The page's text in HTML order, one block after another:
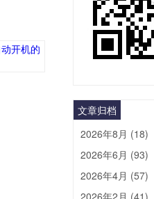
文章归档
2026年8月 (18)
2026年6月 (93)
2026年4月 (57)
2026年2月 (41)